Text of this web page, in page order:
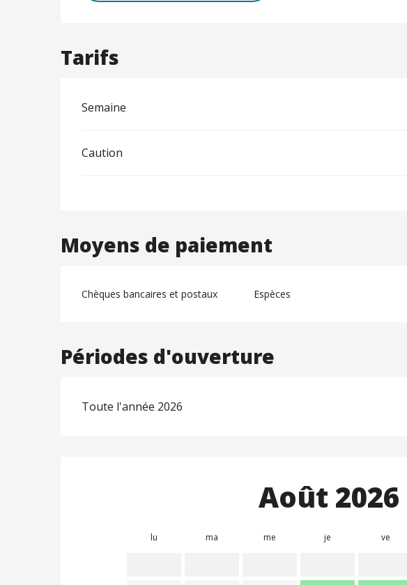
Tarifs
Semaine
Caution
Moyens de paiement
Chèques bancaires et postaux Espèces
Périodes d'ouverture
Toute l'année 2026
Août 2026
lu ma me je ve